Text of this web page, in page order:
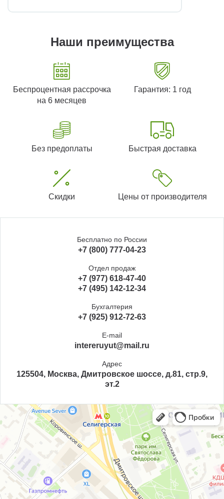
Наши преимущества
Беспроцентная рассрочка
на 6 месяцев
Гарантия: 1 год
Без предоплаты Быстрая доставка
Скидки Цены от производителя
Бесплатно по России
+7 (800) 777-04-23
Отдел продаж
+7 (977) 618-47-40
+7 (495) 142-12-34
Бухгалтерия
+7 (925) 912-72-63
E-mail
intereruyut@mail.ru
Адрес
125504, Москва, Дмитровское шоссе, д.81, стр.9,
эт.2